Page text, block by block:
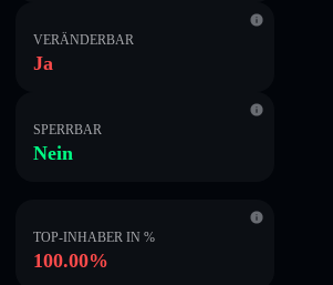
VERÄNDERBAR
Ja
SPERRBAR
Nein
TOP-INHABER IN %
100.00%